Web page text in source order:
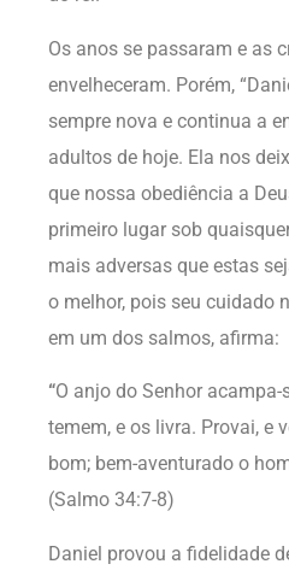
Os anos se passaram e as
envelheceram. Porém,
sempre nova e continua a
adultos de hoje. Ela nos
que nossa obediência a
primeiro lugar sob
mais adversas que estas
o melhor, pois seu cuidado
em um dos salmos, afirma:
“O anjo do Senhor
temem, e os livra. Provai, e
bom; bem-aventurado o
(Salmo 34:7-8)
Daniel provou a fidelidade